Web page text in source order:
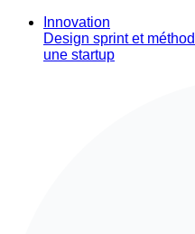
Innovation
Design sprint et
une startup